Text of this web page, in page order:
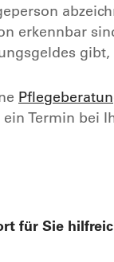
erkennbar
Termin bei
für Sie